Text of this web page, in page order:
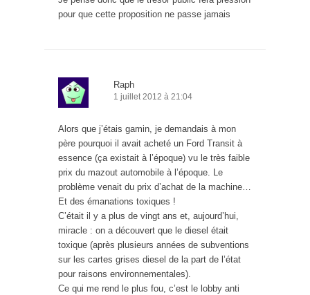
pour que cette proposition ne passe jamais
Raph
1 juillet 2012 à 21:04
Alors que j’étais gamin, je demandais à mon
père pourquoi il avait acheté un Ford Transit à
essence (ça existait à l’époque) vu le très faible
prix du mazout automobile à l’époque. Le
problème venait du prix d’achat de la machine…
Et des émanations toxiques !
C’était il y a plus de vingt ans et, aujourd’hui,
miracle : on a découvert que le diesel était
toxique (après plusieurs années de subventions
sur les cartes grises diesel de la part de l’état
pour raisons environnementales).
Ce qui me rend le plus fou, c’est le lobby anti